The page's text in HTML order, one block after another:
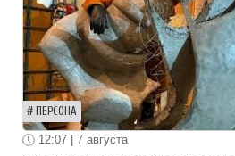
ПЕРСОНА
12:07 | 7 августа